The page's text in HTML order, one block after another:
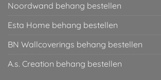
Noordwand behang bestellen
Esta Home behang bestellen
BN Wallcoverings behang bestellen
A.s. Creation behang bestellen